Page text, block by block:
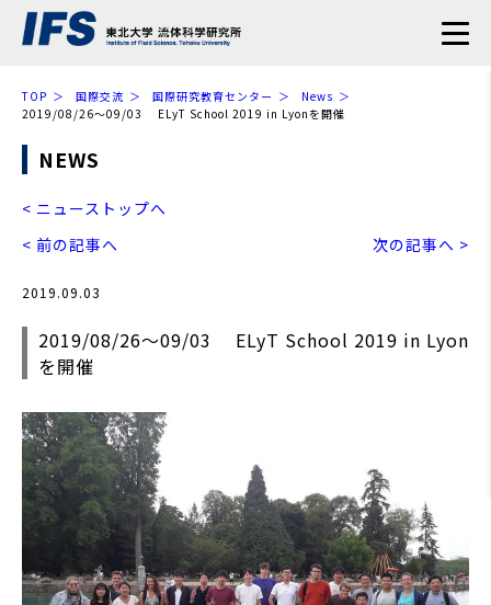
TOP 国際交流 国際研究教育センター
News
2019/08/26～09/03 ELyT School 2019 in Lyonを開催
NEWS
< ニューストップへ
< 前の記事へ
次の記事へ >
2019.09.03
2019/08/26～09/03 ELyT School 2019 in Lyon
を開催